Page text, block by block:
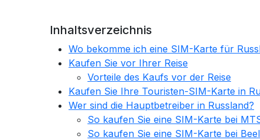
Inhaltsverzeichnis
Wo bekomme ich eine SIM-Karte für
Kaufen Sie vor Ihrer Reise
Vorteile des Kaufs vor der Reise
Kaufen Sie Ihre Touristen-SIM-Karte in
Wer sind die Hauptbetreiber in Russland?
So kaufen Sie eine SIM-Karte bei
So kaufen Sie eine SIM-Karte bei